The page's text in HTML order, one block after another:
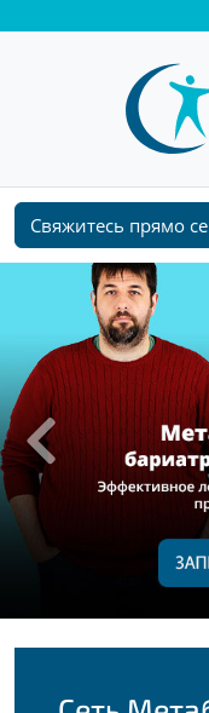
Свяжитесь прямо
Previous